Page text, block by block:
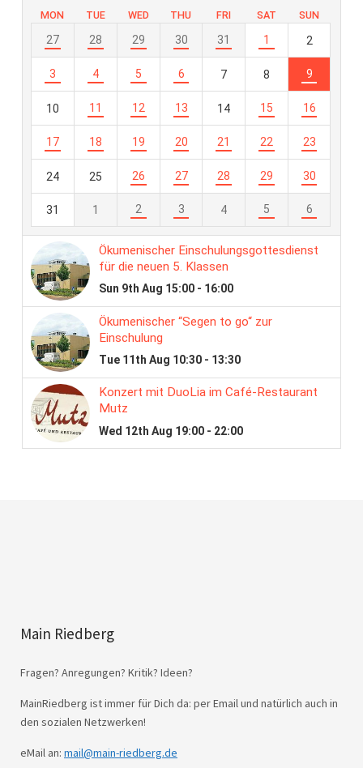
Main Riedberg
Fragen? Anregungen? Kritik? Ideen?
MainRiedberg ist immer für Dich da: per Email und natürlich auch in
den sozialen Netzwerken!
eMail an: mail@main-riedberg.de